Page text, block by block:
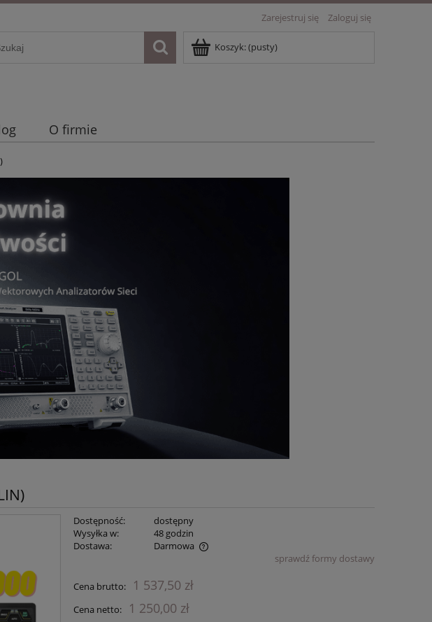
Zarejestruj się Zaloguj się
Koszyk:(pusty)
O firmie
Dostępność:
dostępny
Wysyłka w:
48 godzin
Dostawa:
Darmowa
Cena nie zawiera ewentualnych kosztów
płatności
sprawdź formy dostawy
Cena brutto: 1 537,50 zł
Cena netto: 1 250,00 zł